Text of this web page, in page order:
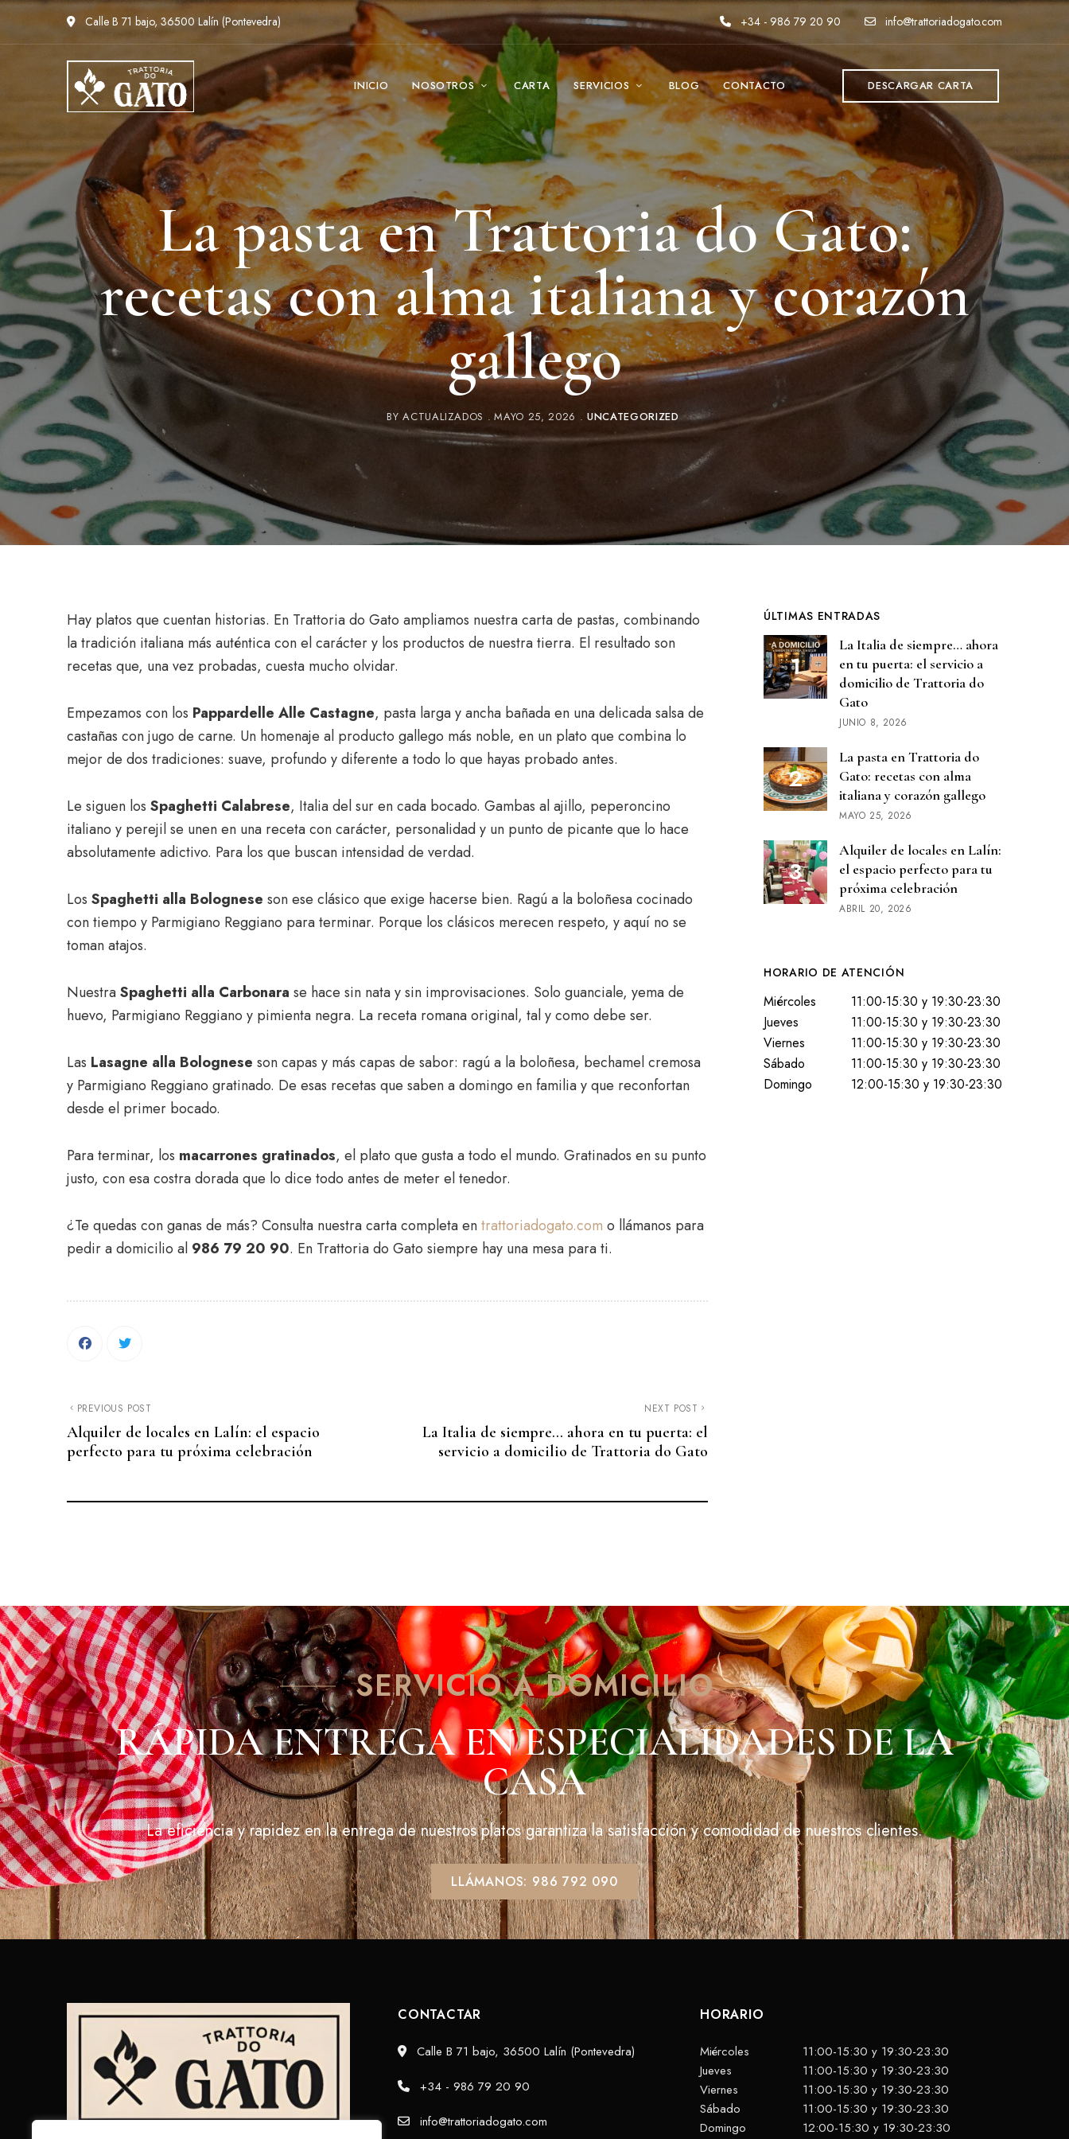
Calle B 71 bajo, 36500 Lalín (Pontevedra) +34 - 986 79 20 90 info@trattoriadogato.com
INICIO NOSOTROS CARTA SERVICIOS BLOG CONTACTO DESCARGAR CARTA
La pasta en Trattoria do Gato:
recetas con alma italiana y corazón
gallego
BYACTUALIZADOS MAYO 25, 2026 UNCATEGORIZED
Hay platos que cuentan historias. En Trattoria do Gato ampliamos nuestra carta de pastas, combinando
la tradición italiana más auténtica con el carácter y los productos de nuestra tierra. El resultado son
recetas que, una vez probadas, cuesta mucho olvidar.
Empezamos con los Pappardelle Alle Castagne, pasta larga y ancha bañada en una delicada salsa de
castañas con jugo de carne. Un homenaje al producto gallego más noble, en un plato que combina lo
mejor de dos tradiciones: suave, profundo y diferente a todo lo que hayas probado antes.
Le siguen los Spaghetti Calabrese, Italia del sur en cada bocado. Gambas al ajillo, peperoncino
italiano y perejil se unen en una receta con carácter, personalidad y un punto de picante que lo hace
absolutamente adictivo. Para los que buscan intensidad de verdad.
Los Spaghetti alla Bolognese son ese clásico que exige hacerse bien. Ragú a la boloñesa cocinado
con tiempo y Parmigiano Reggiano para terminar. Porque los clásicos merecen respeto, y aquí no se
toman atajos.
NuestraSpaghetti alla Carbonara se hace sin nata y sin improvisaciones. Solo guanciale, yema de
huevo, Parmigiano Reggiano y pimienta negra. La receta romana original, tal y como debe ser.
Las Lasagne alla Bolognese son capas y más capas de sabor: ragú a la boloñesa, bechamel cremosa
y Parmigiano Reggiano gratinado. De esas recetas que saben a domingo en familia y que reconfortan
desde el primer bocado.
Para terminar, los macarrones gratinados, el plato que gusta a todo el mundo. Gratinados en su punto
justo, con esa costra dorada que lo dice todo antes de meter el tenedor.
¿Te quedas con ganas de más? Consulta nuestra carta completa entrattoriadogato.com o llámanos para
pedir a domicilio al 986 79 20 90. En Trattoria do Gato siempre hay una mesa para ti.
PREVIOUS POST
Alquiler de locales en Lalín: el espacio
perfecto para tu próxima celebración
NEXT POST
La Italia de siempre… ahora en tu puerta: el
servicio a domicilio de Trattoria do Gato
ÚLTIMAS ENTRADAS
La Italia de siempre… ahora
en tu puerta: el servicio a
domicilio de Trattoria do
Gato
JUNIO 8, 2026
La pasta en Trattoria do
Gato: recetas con alma
italiana y corazón gallego
MAYO 25, 2026
Alquiler de locales en Lalín:
el espacio perfecto para tu
próxima celebración
ABRIL 20, 2026
HORARIO DE ATENCIÓN
Miércoles
11:00-15:30 y 19:30-23:30
Jueves
11:00-15:30 y 19:30-23:30
Viernes
11:00-15:30 y 19:30-23:30
Sábado
11:00-15:30 y 19:30-23:30
Domingo
12:00-15:30 y 19:30-23:30
SERVICIO A DOMICILIO
RÁPIDA ENTREGA EN ESPECIALIDADES DE LA
CASA
La eficiencia y rapidez en la entrega de nuestros platos garantiza la satisfacción y comodidad de nuestros clientes.
LLÁMANOS: 986 792 090
CONTACTAR
Calle B 71 bajo, 36500 Lalín (Pontevedra)
+34 - 986 79 20 90
info@trattoriadogato.com
HORARIO
Miércoles
11:00-15:30 y 19:30-23:30
Jueves
11:00-15:30 y 19:30-23:30
Viernes
11:00-15:30 y 19:30-23:30
Sábado
11:00-15:30 y 19:30-23:30
Domingo
12:00-15:30 y 19:30-23:30